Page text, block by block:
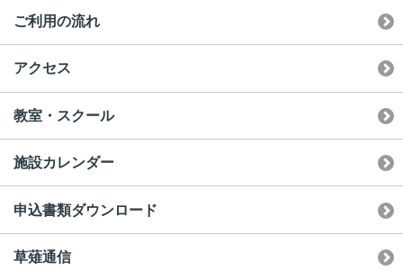
ご利用の流れ
アクセス
教室・スクール
施設カレンダー
申込書類ダウンロード
草薙通信